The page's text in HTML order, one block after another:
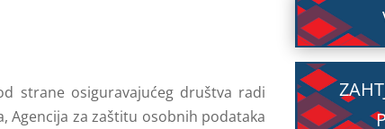
strane osiguravajućeg društva radi
Agencija za zaštitu osobnih podataka